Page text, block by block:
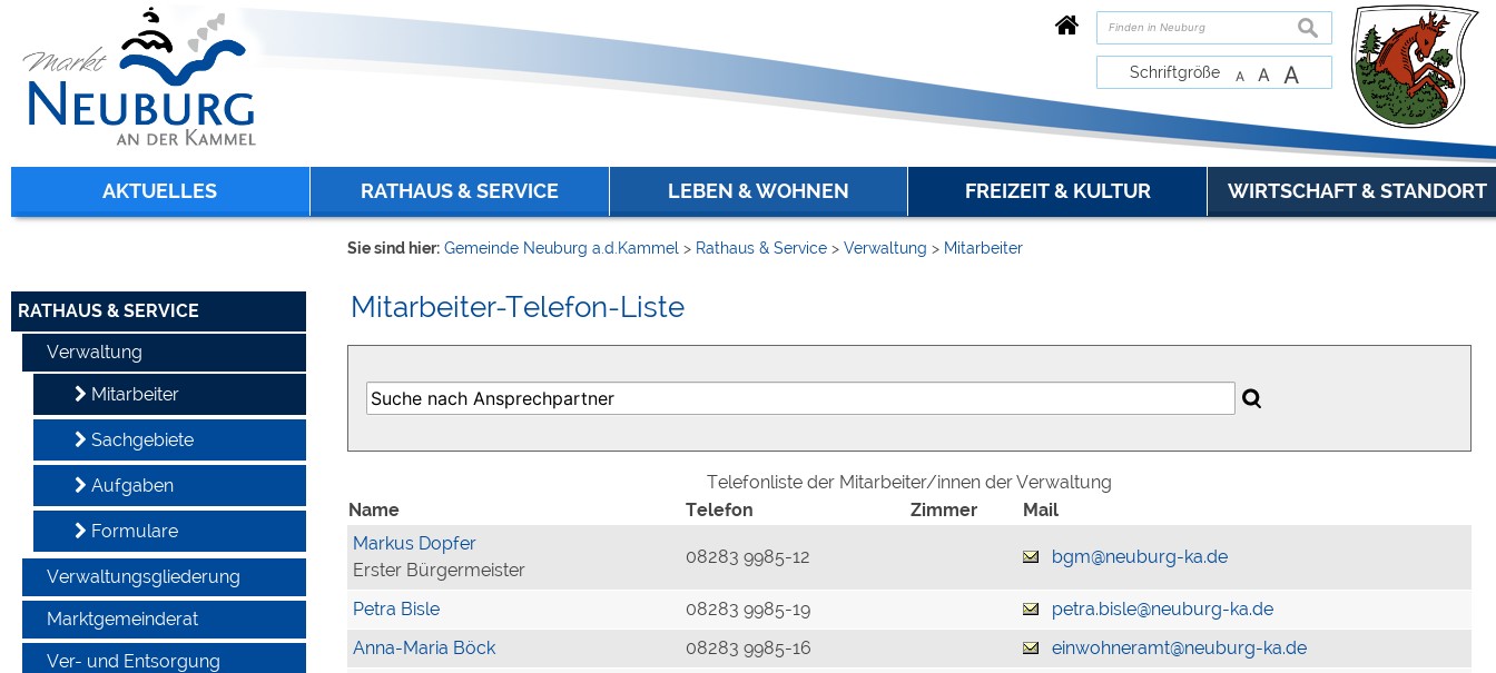
zur Navigation oder zur Startseitespringen.
suchen
Schriftgröße A A A
AKTUELLES RATHAUS & SERVICE LEBEN & WOHNEN FREIZEIT & KULTUR WIRTSCHAFT & STANDORT
RATHAUS & SERVICE
Verwaltung
Mitarbeiter
Sachgebiete
Aufgaben
Formulare
Verwaltungsgliederung
Marktgemeinderat
Ver- und Entsorgung
Sie sind hier: Gemeinde Neuburg a.d.Kammel > Rathaus & Service > Verwaltung > Mitarbeiter
Mitarbeiter-Telefon-Liste
Telefonliste der Mitarbeiter/innen der Verwaltung
Name
Telefon Zimmer
Mail
Markus Dopfer
Erster Bürgermeister
08283 9985-12 bgm@neuburg-ka.de
Petra Bisle 08283 9985-19
petra.bisle@neuburg-ka.de
Anna-Maria Böck
08283 9985-16
einwohneramt@neuburg-ka.de